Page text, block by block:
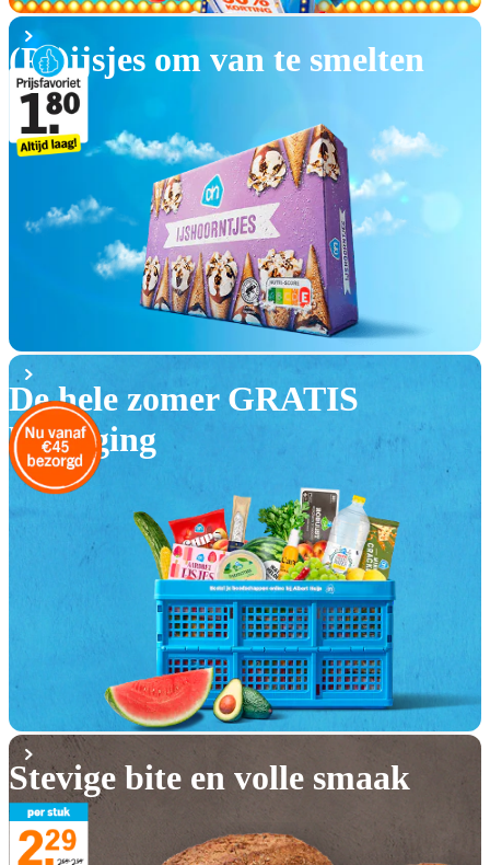
(Pr)ijsjes om van te smelten
De hele zomer GRATIS
bezorging
Stevige bite en volle smaak